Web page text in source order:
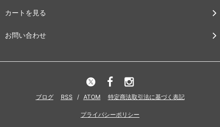
カートを見る
お問い合わせ
ブログ RSS / ATOM 特定商法取引法に基づく表記
プライバシーポリシー